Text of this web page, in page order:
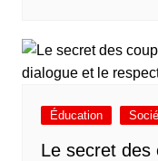
Éducation
Le secret des